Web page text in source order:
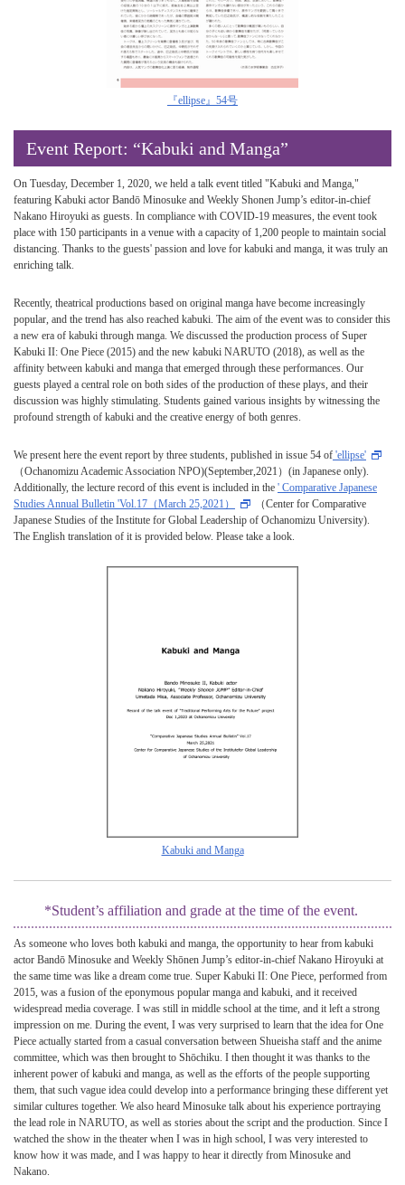
『ellipse』54号
Event Report: “Kabuki and Manga”
On Tuesday, December 1, 2020, we held a talk event titled "Kabuki and Manga,"
featuring Kabuki actor Bandō Minosuke and Weekly Shonen Jump’s editor-in-chief
Nakano Hiroyuki as guests. In compliance with COVID-19 measures, the event took
place with 150 participants in a venue with a capacity of 1,200 people to maintain social
distancing. Thanks to the guests' passion and love for kabuki and manga, it was truly an
enriching talk.
Recently, theatrical productions based on original manga have become increasingly
popular, and the trend has also reached kabuki. The aim of the event was to consider this
a new era of kabuki through manga. We discussed the production process of Super
Kabuki II: One Piece (2015) and the new kabuki NARUTO (2018), as well as the
affinity between kabuki and manga that emerged through these performances. Our
guests played a central role on both sides of the production of these plays, and their
discussion was highly stimulating. Students gained various insights by witnessing the
profound strength of kabuki and the creative energy of both genres.
We present here the event report by three students, published in issue 54 of 'ellipse'
（Ochanomizu Academic Association NPO)(September,2021）(in Japanese only).
Additionally, the lecture record of this event is included in the ' Comparative Japanese
Studies Annual Bulletin 'Vol.17（March 25,2021）
（Center for Comparative
Japanese Studies of the Institute for Global Leadership of Ochanomizu University).
The English translation of it is provided below. Please take a look.
Kabuki and Manga
*Student’s affiliation and grade at the time of the event.
As someone who loves both kabuki and manga, the opportunity to hear from kabuki
actor Bandō Minosuke and Weekly Shōnen Jump’s editor-in-chief Nakano Hiroyuki at
the same time was like a dream come true. Super Kabuki II: One Piece, performed from
2015, was a fusion of the eponymous popular manga and kabuki, and it received
widespread media coverage. I was still in middle school at the time, and it left a strong
impression on me. During the event, I was very surprised to learn that the idea for One
Piece actually started from a casual conversation between Shueisha staff and the anime
committee, which was then brought to Shōchiku. I then thought it was thanks to the
inherent power of kabuki and manga, as well as the efforts of the people supporting
them, that such vague idea could develop into a performance bringing these different yet
similar cultures together. We also heard Minosuke talk about his experience portraying
the lead role in NARUTO, as well as stories about the script and the production. Since I
watched the show in the theater when I was in high school, I was very interested to
know how it was made, and I was happy to hear it directly from Minosuke and
Nakano.